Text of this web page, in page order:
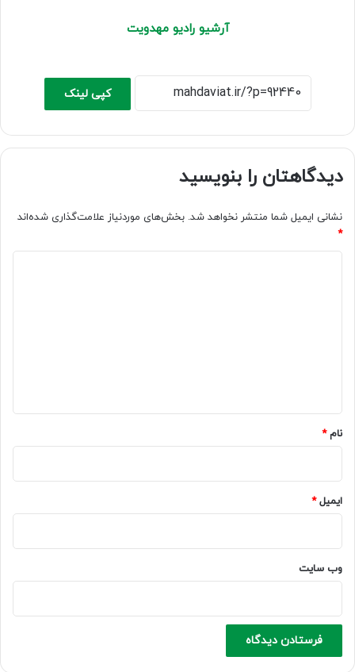
آرشیو رادیو مهدویت
کپی لینک
دیدگاهتان را بنویسید
نشانی ایمیل شما منتشر نخواهد شد. بخش‌های موردنیاز علامت‌گذاری شده‌اند
*
نام*
ایمیل*
وب‌ سایت